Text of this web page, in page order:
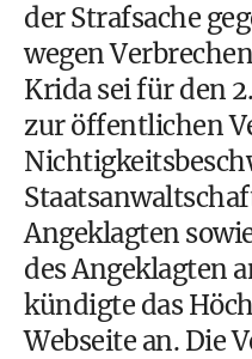
der Strafsache
wegen
Krida sei für den
zur öffentlichen
Angeklagten
des Angeklagten
kündigte das
Webseite an. Die